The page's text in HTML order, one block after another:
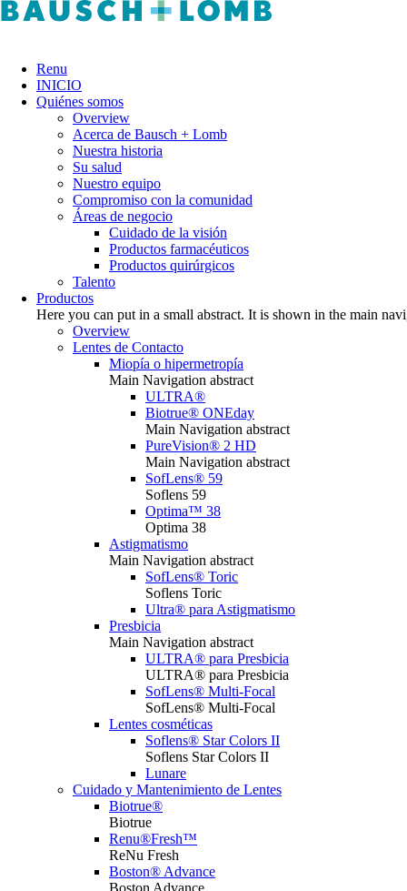
Renu
INICIO
Quiénes somos
Overview
Acerca de Bausch + Lomb
Nuestra historia
Su salud
Nuestro equipo
Compromiso con la comunidad
Áreas de negocio
Cuidado de la visión
Productos farmacéuticos
Productos quirúrgicos
Talento
Productos
Here you can put in a small abstract. It is shown in the main
Overview
Lentes de Contacto
Miopía o hipermetropía
Main Navigation abstract
ULTRA®
Biotrue® ONEday
Main Navigation abstract
PureVision® 2 HD
Main Navigation abstract
SofLens® 59
Soflens 59
Optima™ 38
Optima 38
Astigmatismo
Main Navigation abstract
SofLens® Toric
Soflens Toric
Ultra® para Astigmatismo
Presbicia
Main Navigation abstract
ULTRA® para Presbicia
ULTRA® para Presbicia
SofLens® Multi-Focal
SofLens® Multi-Focal
Lentes cosméticas
Soflens® Star Colors II
Soflens Star Colors II
Lunare
Cuidado y Mantenimiento de Lentes
Biotrue®
Biotrue
Renu®Fresh™
ReNu Fresh
Boston® Advance
Boston Advance